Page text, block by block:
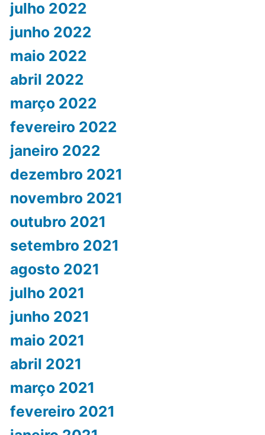
julho 2022
junho 2022
maio 2022
abril 2022
março 2022
fevereiro 2022
janeiro 2022
dezembro 2021
novembro 2021
outubro 2021
setembro 2021
agosto 2021
julho 2021
junho 2021
maio 2021
abril 2021
março 2021
fevereiro 2021